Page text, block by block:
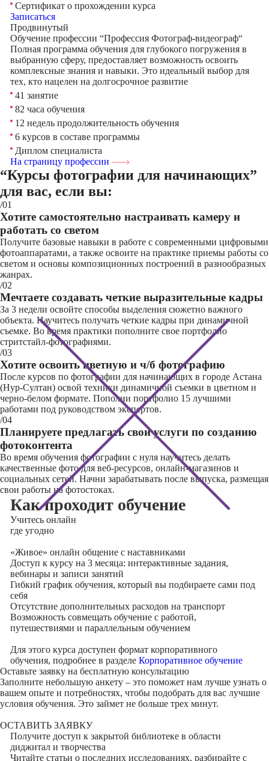
Сертификат о прохождении курса
Записаться
Продвинутый
Обучение профессии “Профессия Фотограф-видеограф“
Полная программа обучения для глубокого погружения в
выбранную сферу, предоставляет возможность освоить
комплексные знания и навыки. Это идеальный выбор для
тех, кто нацелен на долгосрочное развитие
41 занятие
82 часа обучения
12 недель продолжительность обучения
6 курсов в составе программы
Диплом специалиста
На страницу профессии
“Курсы фотографии для начинающих”
для вас, если вы:
/01
Хотите самостоятельно настраивать камеру и
работать со светом
Получите базовые навыки в работе с современными цифровыми
фотоаппаратами, а также освоите на практике приемы работы со
светом и основы композиционных построений в разнообразных
жанрах.
/02
Мечтаете создавать четкие выразительные кадры
За 3 недели освойте способы выделения сюжетно важного
объекта. Научитесь получать четкие кадры при динамичной
съемке. Во время практики пополните свое портфолио
стритстайл-фотографиями.
/03
Хотите освоить цветную и ч/б фотографию
После курсов по фотографии для начинающих в городе Астана
(Нур-Султан) освой техники динамичной съемки в цветном и
черно-белом формате. Пополни портфолио 15 лучшими
работами под руководством экспертов.
/04
Планируете предлагать свои услуги по созданию
фотоконтента
Во время обучения фотографии с нуля научитесь делать
качественные фото для веб-ресурсов, онлайн-магазинов и
социальных сетей. Начни зарабатывать после выпуска, размещая
свои работы на фотостоках.
Как проходит обучение
Учитесь онлайн
где угодно
«Живое» онлайн общение с наставниками
Доступ к курсу на 3 месяца: интерактивные задания,
вебинары и записи занятий
Гибкий график обучения, который вы подбираете сами под
себя
Отсутствие дополнительных расходов на транспорт
Возможность совмещать обучение с работой,
путешествиями и параллельным обучением
Для этого курса доступен формат корпоративного
обучения, подробнее в разделе Корпоративное обучение
Оставьте заявку на бесплатную консультацию
Заполните небольшую анкету – это поможет нам лучше узнать о
вашем опыте и потребностях, чтобы подобрать для вас лучшие
условия обучения. Это займет не больше трех минут.
ОСТАВИТЬ ЗАЯВКУ
Получите доступ к закрытой библиотекев области
диджитал и творчества
Читайте статьи о последних исследованиях, разбирайте с